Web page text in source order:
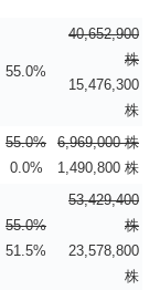
55.0%
40,652,900
株
15,476,300
株
55.0%
0.0%
6,969,000 株
1,490,800 株
55.0%
51.5%
53,429,400
株
23,578,800
株